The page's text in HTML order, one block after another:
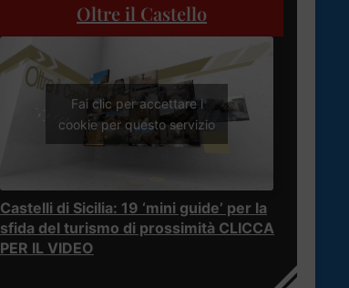
Oltre il Castello
Fai clic per accettare i
cookie per questo servizio
Castelli di Sicilia: 19 ‘mini guide’ per la
sfida del turismo di prossimità CLICCA
PER IL VIDEO